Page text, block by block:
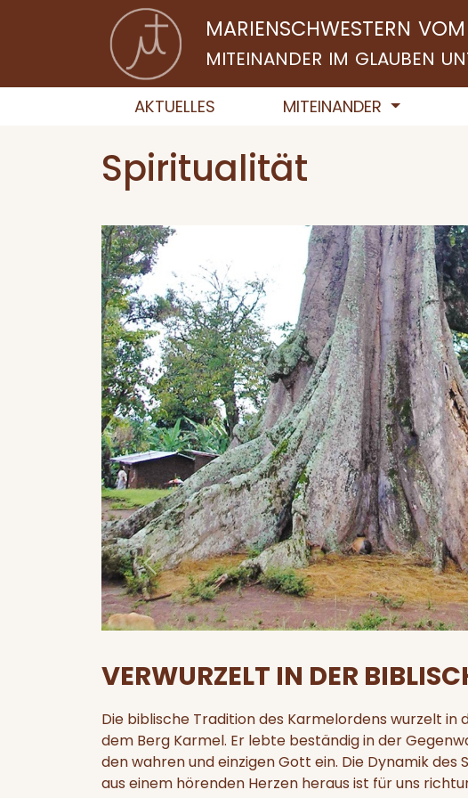
MARIENSCHWESTERN
MITEINANDER IM GLAUBEN
AKTUELLES MITEINANDER
Spiritualität
VERWURZELT IN DER
Die biblische Tradition des Karmelordens wurzelt in
dem Berg Karmel. Er lebte beständig in der
den wahren und einzigen Gott ein. Die Dynamik des
aus einem hörenden Herzen heraus ist für uns
Zurück